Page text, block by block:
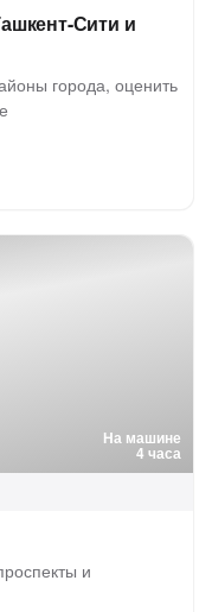
Сити и
города, оценить
На машине
4 часа
и